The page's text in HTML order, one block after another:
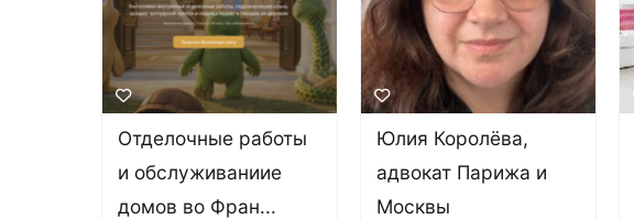
Отделочные работы
и обслуживаниие
домов во Фран...
Юлия Королёва,
адвокат Парижа и
Москвы